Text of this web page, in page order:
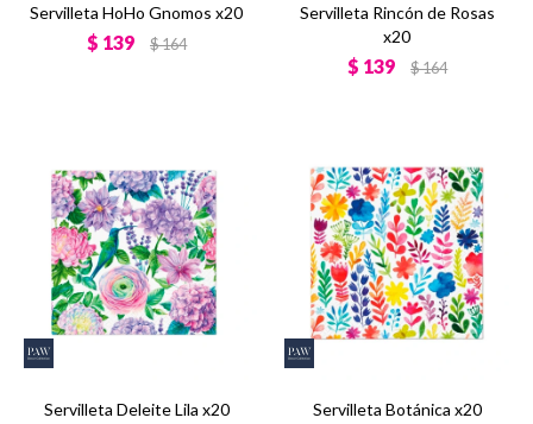
Servilleta HoHo Gnomos x20
$ 139 $164
Servilleta Rincón de Rosas
x20
$ 139 $164
Servilleta Deleite Lila x20 Servilleta Botánica x20